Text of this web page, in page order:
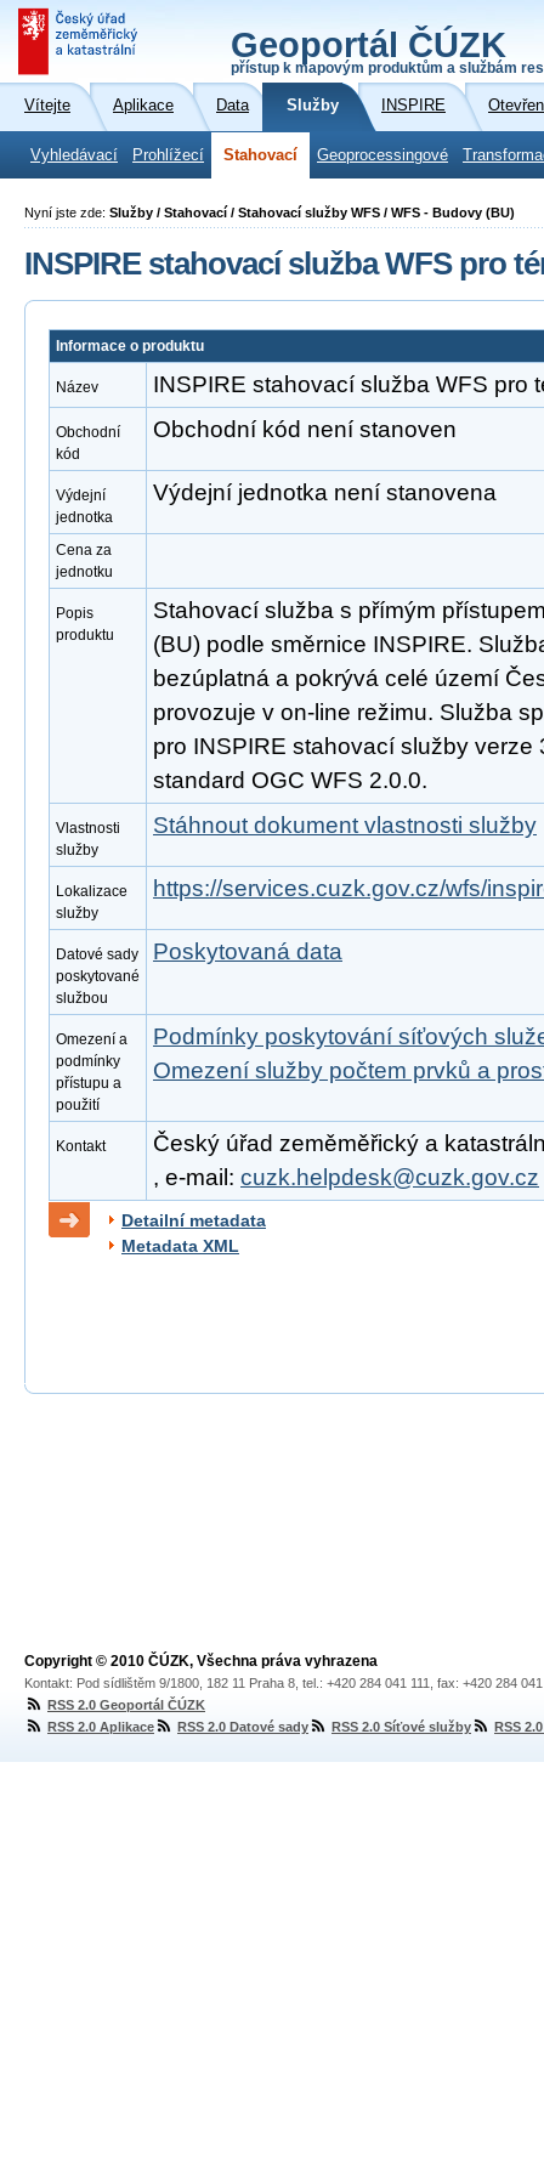
Geoportál ČÚZK
přístup k mapovým produktům a službám
Vítejte Aplikace Data Služby INSPIRE
Vyhledávací Prohlížecí Stahovací Geoprocessingové
Nyní jste zde: Služby / Stahovací / Stahovací služby WFS / WFS - Budovy (BU)
INSPIRE stahovací služba WFS pro
Informace o produktu
Název INSPIRE stahovací služba WFS pro
Obchodní
kód
Obchodní kód není stanoven
Výdejní
jednotka
Výdejní jednotka není stanovena
Cena za
jednotku
Popis
produktu
Stahovací služba s přímým
(BU) podle směrnice INSPIRE.
bezúplatná a pokrývá celé území
provozuje v on-line režimu. Služba
pro INSPIRE stahovací služby verze
standard OGC WFS 2.0.0.
Vlastnosti
služby
Stáhnout dokument vlastnosti služby
Lokalizace
služby
https://services.cuzk.gov.cz/wfs/
Datové sady
poskytované
službou
Poskytovaná data
Omezení a
podmínky
přístupu a
použití
Podmínky poskytování síťových
Omezení služby počtem prvků a
Kontakt
Český úřad zeměměřický a
, e-mail: cuzk.helpdesk@cuzk.gov.cz
Detailní metadata
Metadata XML
Copyright © 2010 ČÚZK, Všechna práva vyhrazena
Kontakt: Pod sídlištěm 9/1800, 182 11 Praha 8, tel.: +420 284 041 111, fax: +420 284
RSS 2.0 Geoportál ČÚZK
RSS 2.0 Aplikace
RSS 2.0 Datové sady RSS 2.0 Síťové služby RSS